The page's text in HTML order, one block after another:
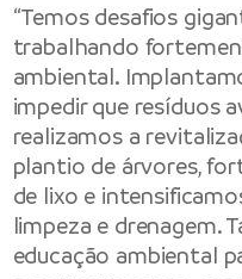
“Temos desafios
trabalhando
ambiental.
impedir que resíduos
realizamos a
plantio de árvores,
de lixo e
limpeza e drenagem.
educação ambiental